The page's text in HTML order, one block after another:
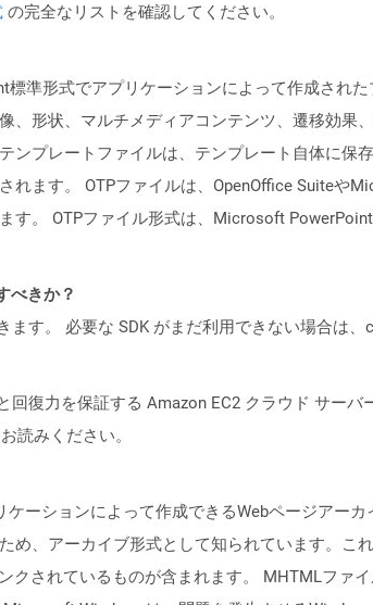
の完全なリストを確認してください。
標準形式でアプリケーションによって作成され
、形状、マルチメディアコンテンツ、遷移効果
ンプレートファイルは、テンプレート自体に保
れます。 OTPファイルは、OpenOffice Suiteや
す。 OTPファイル形式は、Microsoft
べきか？
す。 必要な SDK がまだ利用できない場合は、
復力を保証する Amazon EC2 クラウド サー
読みください。
ーションによって作成できるWebページアー
め、アーカイブ形式として知られています。こ
クされているものが含まれます。 MHTMLファ